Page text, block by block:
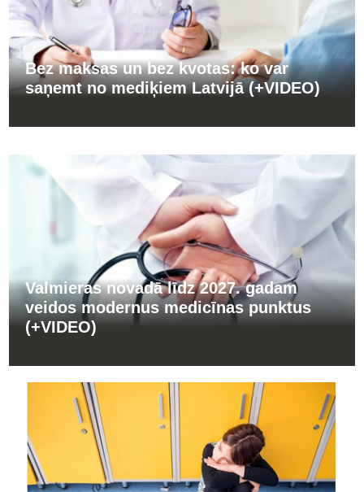
Bez maksas un bez kvotas: ko var
saņemt no mediķiem Latvijā (+VIDEO)
Valmieras novadā līdz 2027. gadam
veidos modernus medicīnas punktus
(+VIDEO)